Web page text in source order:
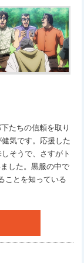
たちの信頼を取り
気です。応援した
そうで、さすがト
した。黒服の中で
ことを知っている